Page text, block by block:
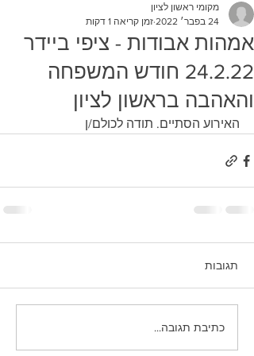
אמהות אבודות - ציפי ביידר
24.2.22 חודש המשפחה
והאהבה בראשון לציון
מקומי ראשון לציון
24 בפבר׳ 2022
זמן קריאה 1 דקות
האירוע הסתיים. תודה לכולם/ן
תגובות
כתיבת תגובה...